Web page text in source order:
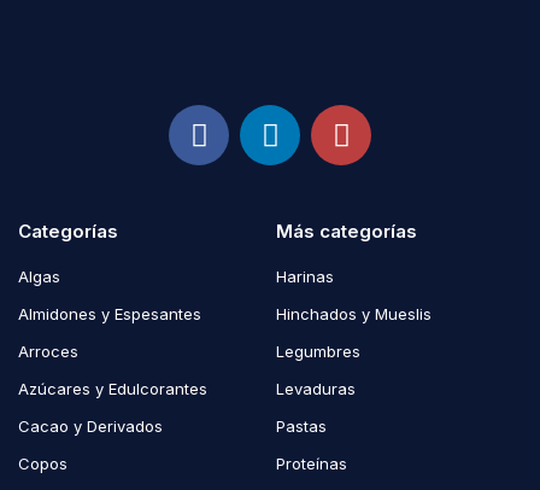
Categorías
Algas
Almidones y Espesantes
Arroces
Azúcares y Edulcorantes
Cacao y Derivados
Copos
Más categorías
Harinas
Hinchados y Mueslis
Legumbres
Levaduras
Pastas
Proteínas